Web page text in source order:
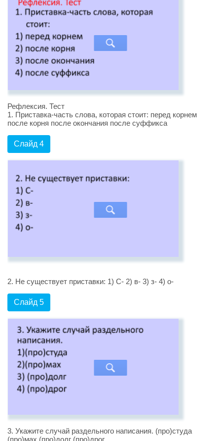
Рефлексия. Тест
1. Приставка-часть слова, которая стоит: перед корнем
после корня после окончания после суффикса
Слайд 4
2. Не существует приставки: 1) С- 2) в- 3) з- 4) о-
Слайд 5
3. Укажите случай раздельного написания. (про)студа